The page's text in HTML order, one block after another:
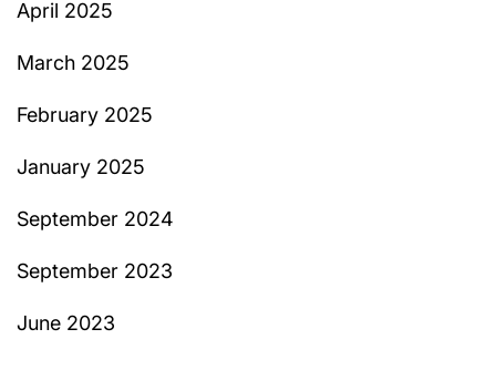
April 2025
March 2025
February 2025
January 2025
September 2024
September 2023
June 2023